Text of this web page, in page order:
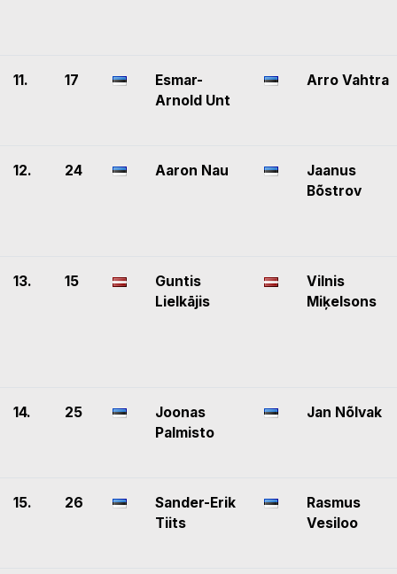
11. 17
Esmar-
Arnold Unt
Arro Vahtra
12. 24 Aaron Nau
Jaanus
Bõstrov
13. 15
Guntis
Lielkājis
Vilnis
Miķelsons
14. 25
Joonas
Palmisto
Jan Nõlvak
15. 26
Sander-Erik
Tiits
Rasmus
Vesiloo